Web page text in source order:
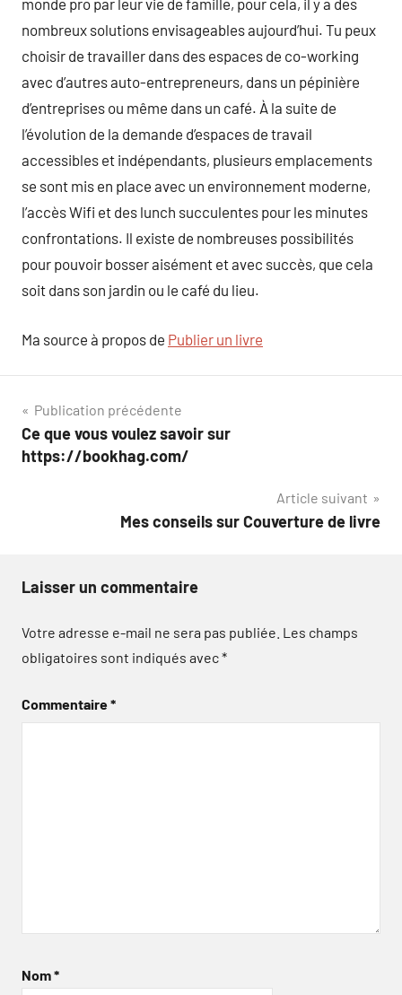
monde pro par leur vie de famille, pour cela, il y a des
nombreux solutions envisageables aujourd’hui. Tu peux
choisir de travailler dans des espaces de co-working
avec d’autres auto-entrepreneurs, dans un pépinière
d’entreprises ou même dans un café. À la suite de
l’évolution de la demande d’espaces de travail
accessibles et indépendants, plusieurs emplacements
se sont mis en place avec un environnement moderne,
l’accès Wifi et des lunch succulentes pour les minutes
confrontations. Il existe de nombreuses possibilités
pour pouvoir bosser aisément et avec succès, que cela
soit dans son jardin ou le café du lieu.
Ma source à propos de Publier un livre
Navigation
de
Publication précédente
Ce que vous voulez savoir sur
https://bookhag.com/
Article suivant
Mes conseils sur Couverture de livre
Laisser un commentaire
Votre adresse e-mail ne sera pas publiée. Les champs
obligatoires sont indiqués avec*
Commentaire*
Nom*